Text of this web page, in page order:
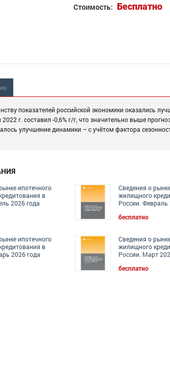
Стоимость: Бесплатно
показателей российской экономики оказались
г. составил -0,6% г/г, что значительно выше
улучшение динамики – с учётом фактора
ипотечного
в
2026 года
Сведения о
жилищного
России. Февраль
бесплатно
ипотечного
в
2026 года
Сведения о
жилищного
России. Март
бесплатно